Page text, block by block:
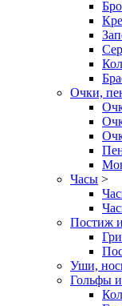
Очки,
Часы >
Постиж
Уши,
Гольфы и